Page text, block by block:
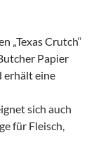
„Texas Crutch“
Papier
erhält eine
sich auch
für Fleisch,